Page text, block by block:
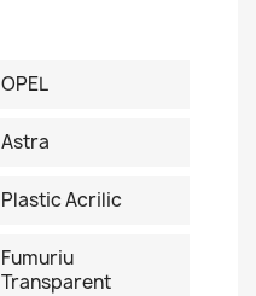
OPEL
Astra
Plastic Acrilic
Fumuriu
Transparent